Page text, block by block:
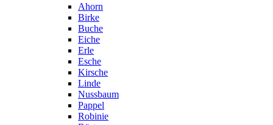
Ahorn
Birke
Buche
Eiche
Erle
Esche
Kirsche
Linde
Nussbaum
Pappel
Robinie